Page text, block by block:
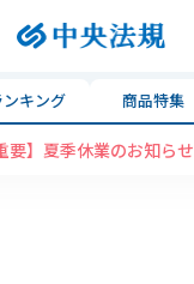
ンキング 商品特集
要】夏季休業のお知らせ